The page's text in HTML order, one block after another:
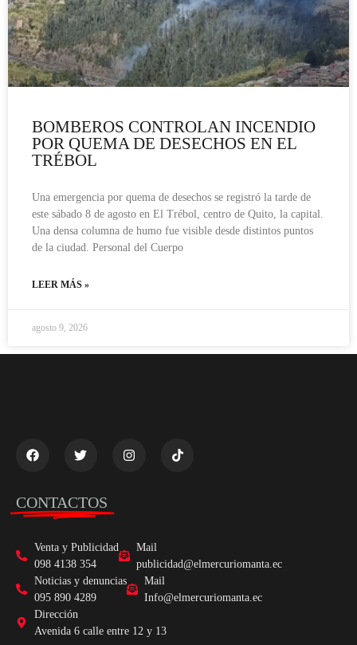
BOMBEROS CONTROLAN INCENDIO
POR QUEMA DE DESECHOS EN EL
TRÉBOL
Una emergencia por quema de desechos se registró la tarde de
este sábado 8 de agosto en El Trébol, centro de Quito, la capital.
Una densa columna de humo fue visible desde distintos puntos
de la ciudad. Personal del Cuerpo
LEER MÁS »
agosto 9, 2026
CONTACTOS
Venta y Publicidad
098 4138 354
Mail
publicidad@elmercuriomanta.ec
Noticias y denuncias
095 890 4289
Mail
Info@elmercuriomanta.ec
Dirección
Avenida 6 calle entre 12 y 13